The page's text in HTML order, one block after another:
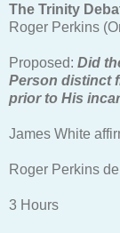
The Trinity
Roger Perkins
Proposed: Did
Person distinct
prior to His
James White
Roger Perkins
3 Hours